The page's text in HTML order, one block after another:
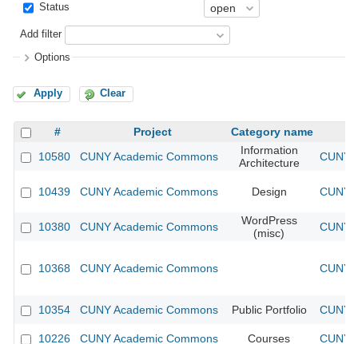
Status
Add filter
Options
Apply Clear
# Project
Category name
10580
CUNY Academic Commons
Information
Architecture
CUNY
10439 CUNY Academic Commons Design CUNY
10380 CUNY Academic Commons
WordPress
(misc)
CUNY
10368 CUNY Academic Commons CUNY
10354 CUNY Academic Commons Public Portfolio CUNY
10226 CUNY Academic Commons Courses CUNY